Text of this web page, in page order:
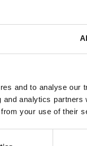
and to analyse our
analytics partners
your use of their
399 kr
eller inom 30 dagar
i varje beställning